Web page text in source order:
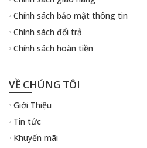
Chính sách bảo mật thông tin
Chính sách đổi trả
Chính sách hoàn tiền
VỀ CHÚNG TÔI
Giới Thiệu
Tin tức
Khuyến mãi